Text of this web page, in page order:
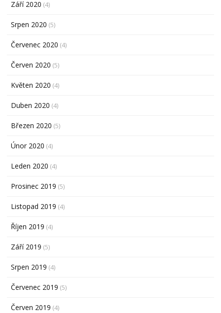
Září 2020 (4)
Srpen 2020 (5)
Červenec 2020 (4)
Červen 2020 (5)
Květen 2020 (4)
Duben 2020 (4)
Březen 2020 (5)
Únor 2020 (4)
Leden 2020 (4)
Prosinec 2019 (5)
Listopad 2019 (4)
Říjen 2019 (4)
Září 2019 (5)
Srpen 2019 (4)
Červenec 2019 (5)
Červen 2019 (4)